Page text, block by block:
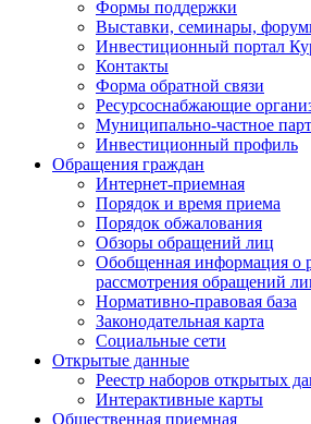
Формы поддержки
Выставки, семинары,
Инвестиционный портал
Контакты
Форма обратной связи
Ресурсоснабжающие
Муниципально-частное
Инвестиционный профиль
Обращения граждан
Интернет-приемная
Порядок и время приема
Порядок обжалования
Обзоры обращений лиц
Обобщенная информация о
рассмотрения обращений
Нормативно-правовая база
Законодательная карта
Социальные сети
Открытые данные
Реестр наборов открытых
Интерактивные карты
Общественная приемная